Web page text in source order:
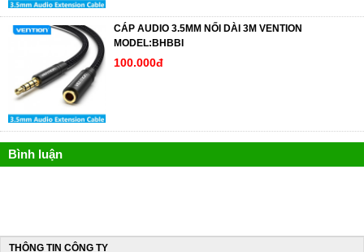
CÁP AUDIO 3.5MM NỐI DÀI 3M VENTION
MODEL:BHBBI
100.000đ
Bình luận
THÔNG TIN CÔNG TY